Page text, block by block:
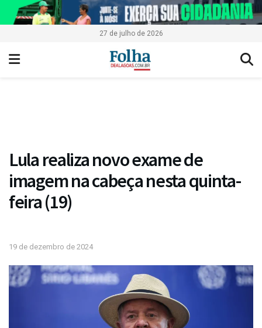
27 de julho de 2026
Lula realiza novo exame de
imagem na cabeça nesta quinta-
feira (19)
19 de dezembro de 2024